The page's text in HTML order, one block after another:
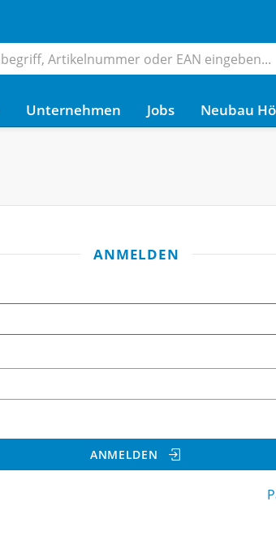
Unternehmen Jobs Neubau
ANMELDEN
ANMELDEN